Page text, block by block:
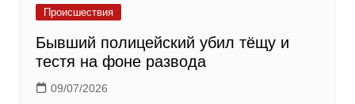
Происшествия
Бывший полицейский убил тёщу и
тестя на фоне развода
09/07/2026